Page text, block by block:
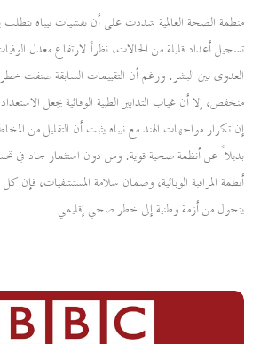
منظمة الصحة العالمية شددت على أن تفشيات نيباه تتطلب
تسجيل أعداد قليلة من الحالات، نظراً لارتفاع معدل
العدوى بين البشر. ورغم أن التقييمات السابقة صنفت خطر
منخفض، إلا أن غياب التدابير الطبية الوقائية يجعل
إن تكرار مواجهات الهند مع نيباه يثبت أن التقليل من
بديلاً عن أنظمة صحية قوية. ومن دون استثمار جاد في
أنظمة المراقبة الوبائية، وضمان سلامة المستشفيات،
يتحول من أزمة وطنية إلى خطر صحي إقليمي